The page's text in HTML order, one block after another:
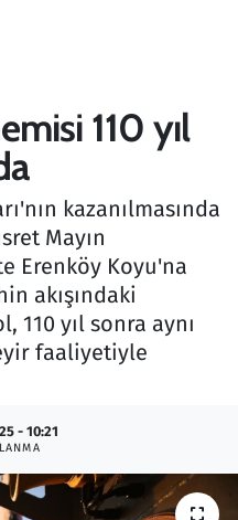
110 yıl
kazanılmasında
Mayın
Erenköy Koyu'na
akışındaki
yıl sonra aynı
faaliyetiyle
- 10:21